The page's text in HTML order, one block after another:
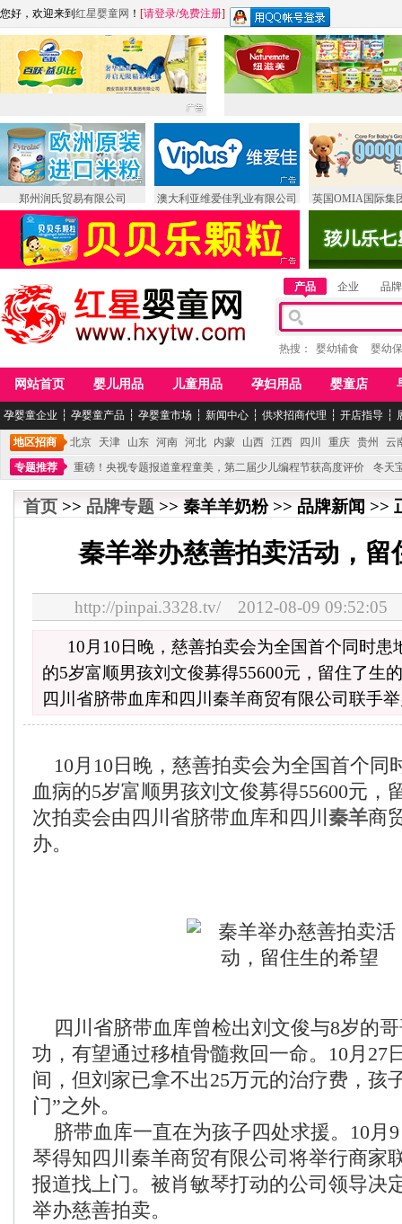
您好，欢迎来到 红星婴童网 ！ [请登录/免费注册]
郑州润氏贸易有限公司 澳大利亚维爱佳乳业有限公司 英国OMIA国际集
产品 企业 品牌
热搜： 婴幼辅食 婴幼
网站首页 婴儿用品 儿童用品 孕妇用品 婴童店
孕婴童企业 ┆ 孕婴童产品 ┆ 孕婴童市场 ┆ 新闻中心 ┆ 供求招商代理 ┆ 开店指导 ┆
地区招商 北京 天津 山东 河南 河北 内蒙 山西 江西 四川 重庆 贵州
云
专题推荐
重磅！央视专题报道童程童美，第二届少儿编程节获高度评价
冬天
不能再单纯地销售产品,而要向增强服务转型,毕竟母婴产品比较特殊。”
妇幼广场
首页 >> 品牌专题 >> 秦羊羊奶粉 >> 品牌新闻 >>
秦羊举办慈善拍卖活动，留
http://pinpai.3328.tv/ 2012-08-09
10月10日晚，慈善拍卖会为全国首个同时患
的5岁富顺男孩刘文俊募得55600元，留住了生
四川省脐带血库和四川秦羊商贸有限公司联手
10月10日晚，慈善拍卖会为全国首个同
血病的5岁富顺男孩刘文俊募得55600元，
次拍卖会由四川省脐带血库和四川 秦羊商
办。
四川省脐带血库曾检出刘文俊与8岁的
功，有望通过移植骨髓救回一命。10月27
间，但刘家已拿不出25万元的治疗费，孩
门”之外。
脐带血库一直在为孩子四处求援。10月
琴得知四川秦羊商贸有限公司将举行商家
报道找上门。被肖敏琴打动的公司领导决
举办慈善拍卖。